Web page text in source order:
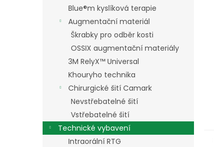
Blue®m kyslíková terapie
Augmentační materiál
Škrabky pro odběr kosti
OSSIX augmentační materiály
3M RelyX™ Universal
Khouryho technika
Chirurgické šití Camark
Nevstřebatelné šití
Vstřebatelné šití
Technické vybavení
Intraorální RTG